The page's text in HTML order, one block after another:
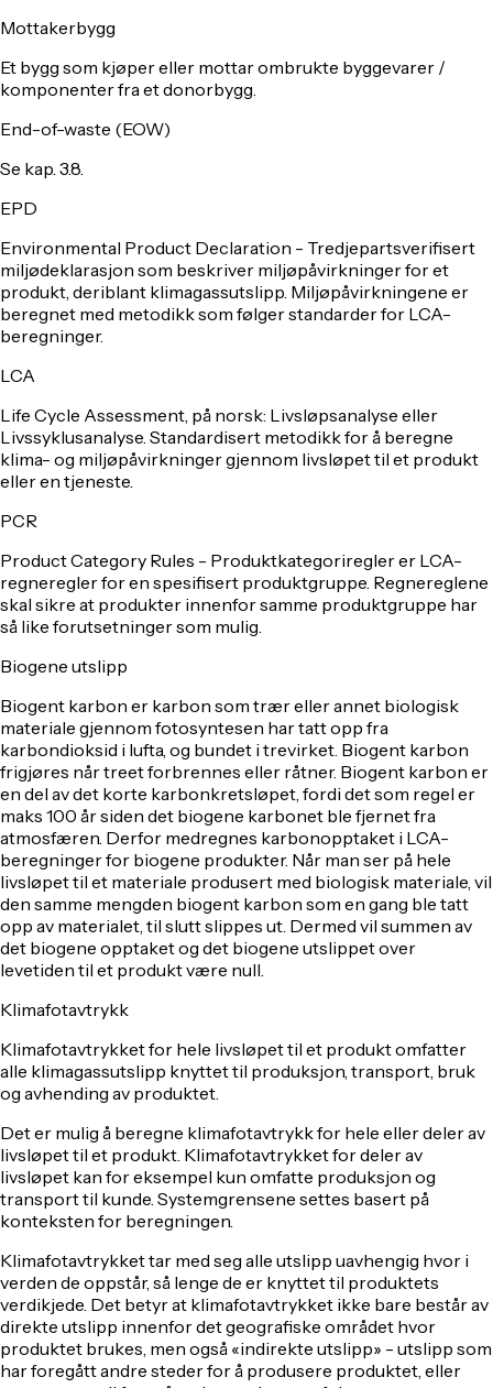
Mottakerbygg
Et bygg som kjøper eller mottar ombrukte byggevarer /
komponenter fra et donorbygg.
End-of-waste (EOW)
Se kap. 3.8.
EPD
Environmental Product Declaration - Tredjepartsverifisert
miljødeklarasjon som beskriver miljøpåvirkninger for et
produkt, deriblant klimagassutslipp. Miljøpåvirkningene er
beregnet med metodikk som følger standarder for LCA-
beregninger.
LCA
Life Cycle Assessment , på norsk: Livsløpsanalyse eller
Livssyklusanalyse. Standardisert metodikk for å beregne
klima- og miljøpåvirkninger gjennom livsløpet til et produkt
eller en tjeneste.
PCR
Product Category Rules - Produktkategoriregler er LCA-
regneregler for en spesifisert produktgruppe. Regnereglene
skal sikre at produkter innenfor samme produktgruppe har
så like forutsetninger som mulig.
Biogene utslipp
Biogent karbon er karbon som trær eller annet biologisk
materiale gjennom fotosyntesen har tatt opp fra
karbondioksid i lufta, og bundet i trevirket. Biogent karbon
frigjøres når treet forbrennes eller råtner. Biogent karbon er
en del av det korte karbonkretsløpet, fordi det som regel er
maks 100 år siden det biogene karbonet ble fjernet fra
atmosfæren. Derfor medregnes karbonopptaket i LCA-
beregninger for biogene produkter. Når man ser på hele
livsløpet til et materiale produsert med biologisk materiale, vil
den samme mengden biogent karbon som en gang ble tatt
opp av materialet, til slutt slippes ut. Dermed vil summen av
det biogene opptaket og det biogene utslippet over
levetiden til et produkt være null.
Klimafotavtrykk
Klimafotavtrykket for hele livsløpet til et produkt omfatter
alle klimagassutslipp knyttet til produksjon, transport, bruk
og avhending av produktet.
Det er mulig å beregne klimafotavtrykk for hele eller deler av
livsløpet til et produkt. Klimafotavtrykket for deler av
livsløpet kan for eksempel kun omfatte produksjon og
transport til kunde. Systemgrensene settes basert på
konteksten for beregningen.
Klimafotavtrykket tar med seg alle utslipp uavhengig hvor i
verden de oppstår, så lenge de er knyttet til produktets
verdikjede. Det betyr at klimafotavtrykket ikke bare består av
direkte utslipp innenfor det geografiske området hvor
produktet brukes, men også «indirekte utslipp» - utslipp som
har foregått andre steder for å produsere produktet, eller